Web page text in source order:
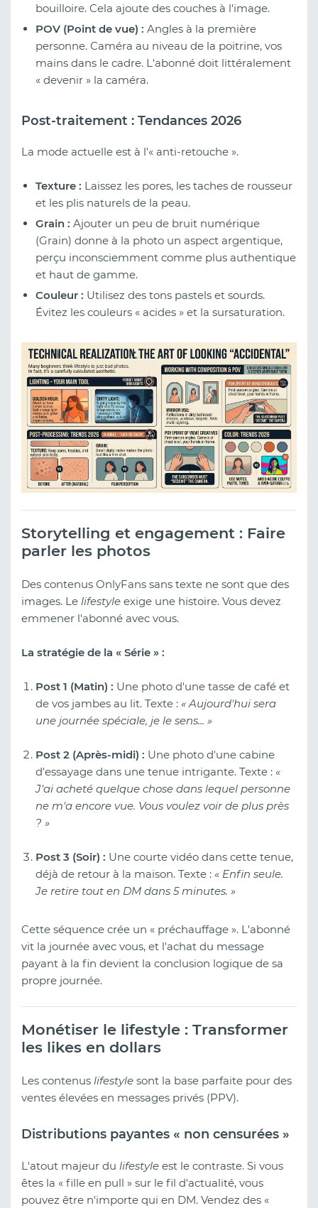
bouilloire. Cela ajoute des couches à l'image.
POV (Point de vue) : Angles à la première
personne. Caméra au niveau de la poitrine, vos
mains dans le cadre. L'abonné doit littéralement
« devenir » la caméra.
Post-traitement : Tendances 2026
La mode actuelle est à l'« anti-retouche ».
Texture : Laissez les pores, les taches de rousseur
et les plis naturels de la peau.
Grain : Ajouter un peu de bruit numérique
(Grain) donne à la photo un aspect argentique,
perçu inconsciemment comme plus authentique
et haut de gamme.
Couleur : Utilisez des tons pastels et sourds.
Évitez les couleurs « acides » et la sursaturation.
Storytelling et engagement : Faire
parler les photos
Des contenus OnlyFans sans texte ne sont que des
images. Le lifestyle exige une histoire. Vous devez
emmener l'abonné avec vous.
La stratégie de la « Série » :
Post 1 (Matin) : Une photo d'une tasse de café et
de vos jambes au lit. Texte : « Aujourd'hui sera
une journée spéciale, je le sens... »
Post 2 (Après-midi) : Une photo d'une cabine
d'essayage dans une tenue intrigante. Texte : «
J'ai acheté quelque chose dans lequel personne
ne m'a encore vue. Vous voulez voir de plus près
? »
Post 3 (Soir) : Une courte vidéo dans cette tenue,
déjà de retour à la maison. Texte : « Enfin seule.
Je retire tout en DM dans 5 minutes. »
Cette séquence crée un « préchauffage ». L'abonné
vit la journée avec vous, et l'achat du message
payant à la fin devient la conclusion logique de sa
propre journée.
Monétiser le lifestyle : Transformer
les likes en dollars
Les contenus lifestyle sont la base parfaite pour des
ventes élevées en messages privés (PPV).
Distributions payantes « non censurées »
L'atout majeur du lifestyle est le contraste. Si vous
êtes la « fille en pull » sur le fil d'actualité, vous
pouvez être n'importe qui en DM. Vendez des «